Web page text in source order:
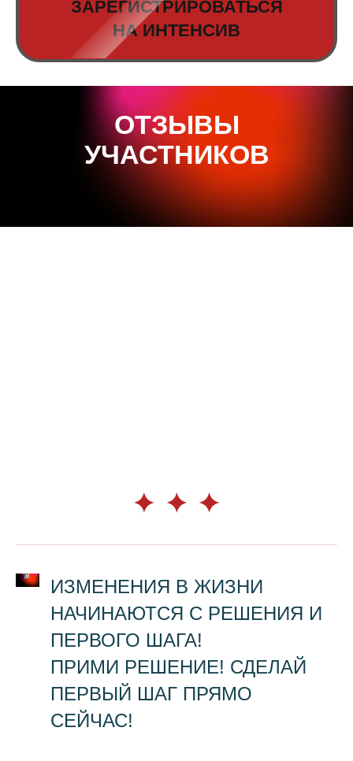
ЗАРЕГИСТРИРОВАТЬСЯ
НА ИНТЕНСИВ
ОТЗЫВЫ
УЧАСТНИКОВ
ИЗМЕНЕНИЯ В ЖИЗНИ
НАЧИНАЮТСЯ С РЕШЕНИЯ И
ПЕРВОГО ШАГА!
ПРИМИ РЕШЕНИЕ! СДЕЛАЙ
ПЕРВЫЙ ШАГ ПРЯМО
СЕЙЧАС!